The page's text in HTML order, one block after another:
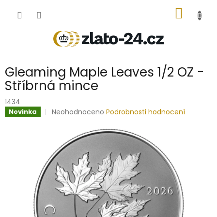
KOŠÍK
Gleaming Maple Leaves 1/2 OZ -
Stříbrná mince
1434
Novinka
Průměrné
0,0
z
5
hvězdiček.
Neohodnoceno Podrobnosti hodnocení